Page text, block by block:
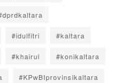
#idulfitri #kaltara
#khairul #konikaltara
#KPwBIprovinsikaltara